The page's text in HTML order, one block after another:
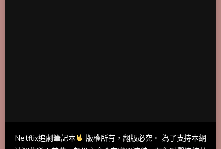
Netflix追劇筆記本
版權所有，翻版必究。 為了支持本網